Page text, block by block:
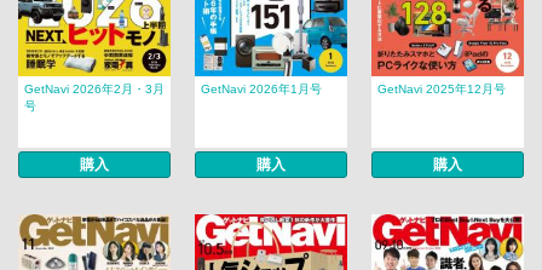
GetNavi 2026年2月・3月
号
購入
GetNavi 2026年1月号
購入
GetNavi 2025年12月号
購入